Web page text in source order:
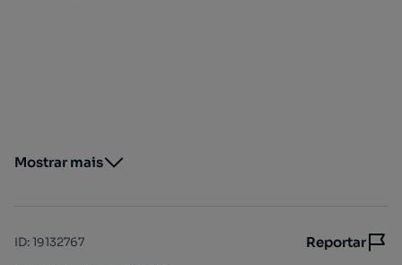
Mostrar mais
ID:19132767 Reportar